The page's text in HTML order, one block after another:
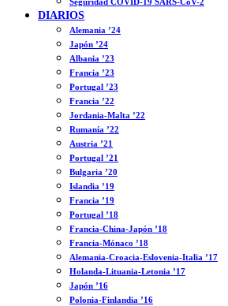
DIARIOS
Alemania ’24
Japón ’24
Albania ’23
Francia ’23
Portugal ’23
Francia ’22
Jordania-Malta ’22
Rumanía ’22
Austria ’21
Portugal ’21
Bulgaria ’20
Islandia ’19
Francia ’19
Portugal ’18
Francia-China-Japón ’18
Francia-Mónaco ’18
Alemania-Croacia-Eslovenia-Italia ’17
Holanda-Lituania-Letonia ’17
Japón ’16
Polonia-Finlandia ’16